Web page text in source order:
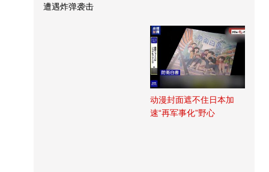
遭遇炸弹袭击
动漫封面遮不住日本加
速“再军事化”野心